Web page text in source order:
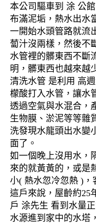
本公司驅車到 涂 公
布滿泥垢，熱水出水
一開始水頭管路就流
蔔汁沒兩樣，然後不
水管裡的髒東西不斷
明，髒東西也越來越
清洗水管 是利用 高
檬酸打入水管，讓水
透過空氣與水混合，
生物膜、淤泥等等雜
洗發現水龍頭出水變
面了。
如一個晚上沒用水，
來的就黃黃的，或是
小( 熱水忽冷忽熱 )，
這戶來說，屋齡約25
戶 涂先生 看到水量
水源進到家中的水塔